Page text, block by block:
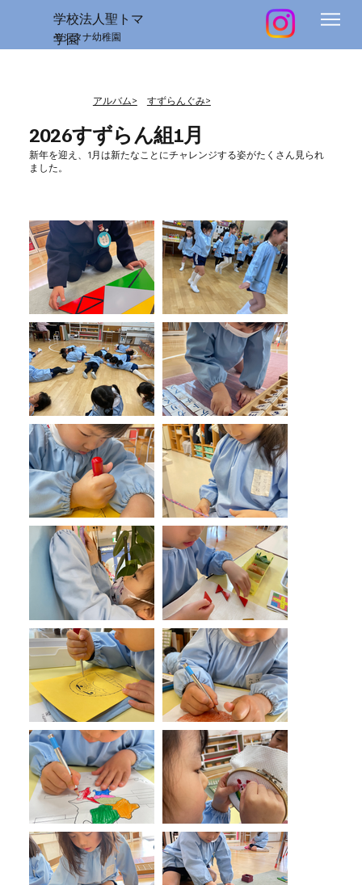
学校法人聖トマ
学園
モンタナ幼稚園
​アルバム> すずらんぐみ>
2026すずらん組1月
新年を迎え、1月は新たなことにチャレンジする姿がたくさん見られ
ました。